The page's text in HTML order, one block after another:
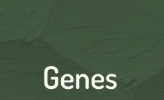
Genes